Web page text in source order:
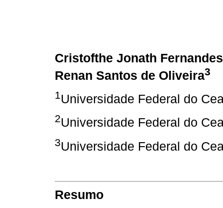
Cristofthe Jonath Fernandes
Renan Santos de Oliveira3
1Universidade Federal do
2Universidade Federal do
3Universidade Federal do
Resumo